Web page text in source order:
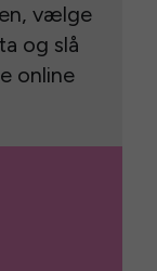
vælge
og slå
online